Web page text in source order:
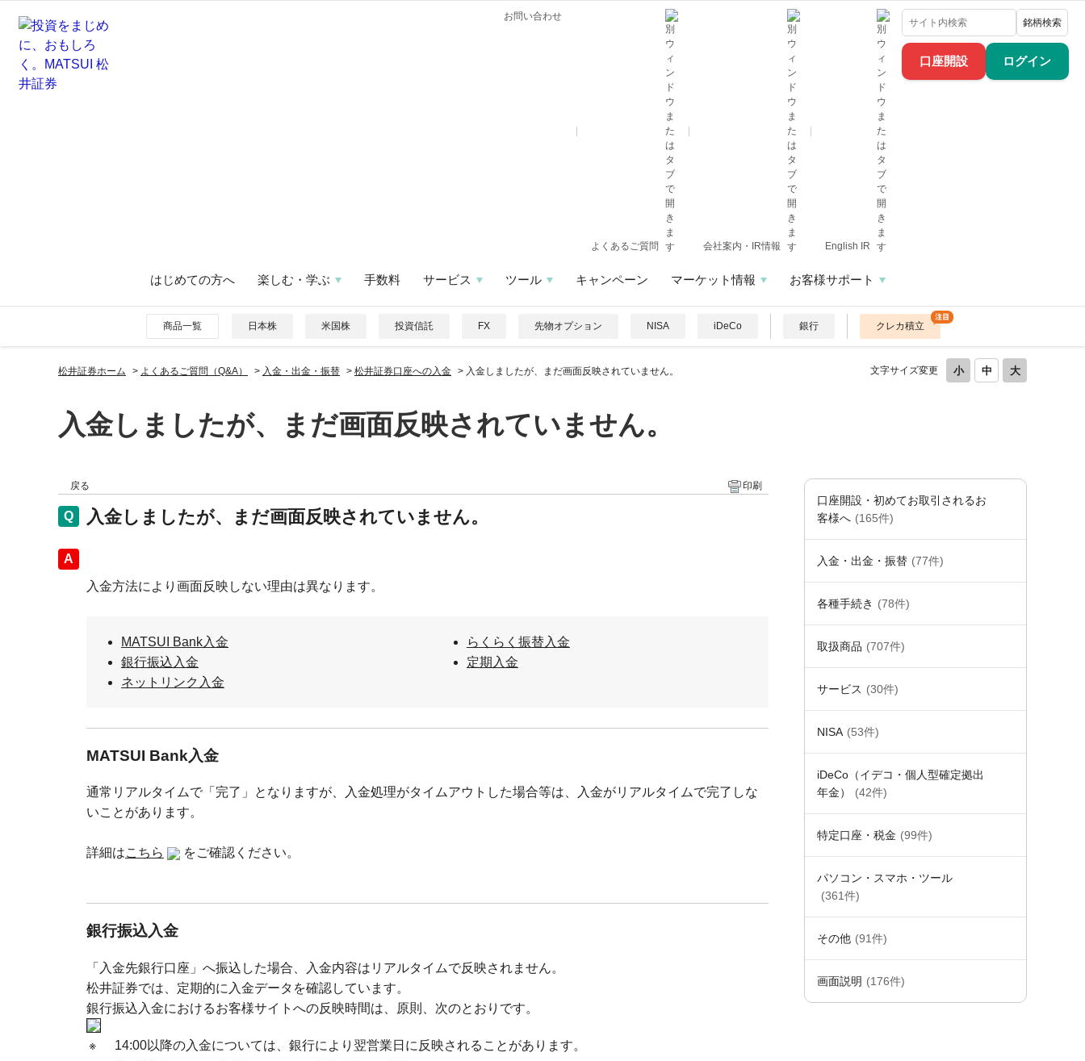
口座開設 ログイン
お問い合わせ
よくあるご質問 会社案内・IR情報 English IR
銘柄検索
はじめての方へ 楽しむ・学ぶ 手数料 サービス ツール キャンペーン マーケット情報 お客様サポート
商品一覧 日本株 米国株 投資信託 FX 先物オプション NISA iDeCo 銀行 クレカ積立
文字サイズ変更
松井証券ホーム > よくあるご質問（Q&A） > 入金・出金・振替 > 松井証券口座への入金 > 入金しましたが、まだ画面反映されていません。
入金しましたが、まだ画面反映されていません。
口座開設・初めてお取引されるお
客様へ (165件)
入金・出金・振替 (77件)
各種手続き (78件)
取扱商品 (707件)
サービス (30件)
NISA (53件)
iDeCo（イデコ・個人型確定拠出
年金）
(42件)
特定口座・税金 (99件)
パソコン・スマホ・ツール
(361件)
その他 (91件)
画面説明 (176件)
戻る 印刷
入金しましたが、まだ画面反映されていません。
回答
入金方法により画面反映しない理由は異なります。
MATSUI Bank入金
銀行振込入金
ネットリンク入金
らくらく振替入金
定期入金
MATSUI Bank入金
通常リアルタイムで「完了」となりますが、入金処理がタイムアウトした場合等は、入金がリアルタイムで完了しな
いことがあります。
詳細はこちら をご確認ください。
銀行振込入金
「入金先銀行口座」へ振込した場合、入金内容はリアルタイムで反映されません。
松井証券では、定期的に入金データを確認しています。
銀行振込入金におけるお客様サイトへの反映時間は、原則、次のとおりです。
※
14:00以降の入金については、銀行により翌営業日に反映されることがあります。